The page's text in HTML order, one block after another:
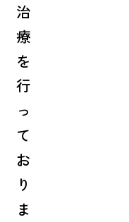
治
療
を
行
っ
て
お
り
ま